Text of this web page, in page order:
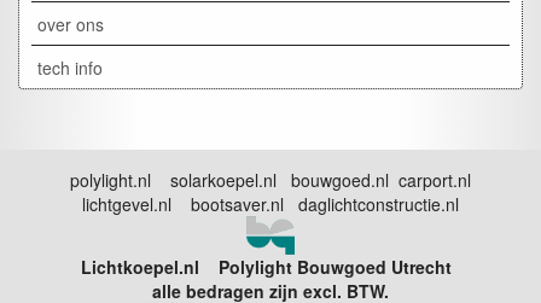
over ons
tech info
polylight.nl solarkoepel.nl bouwgoed.nl carport.nl
lichtgevel.nl bootsaver.nl daglichtconstructie.nl
Lichtkoepel.nl Polylight Bouwgoed Utrecht
alle bedragen zijn excl. BTW.